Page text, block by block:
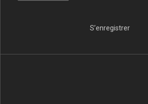
S’enregistrer